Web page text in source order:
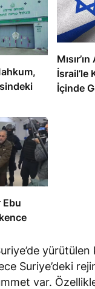
İsrail’le
İçinde
Ebu
Suriye’deki
var.